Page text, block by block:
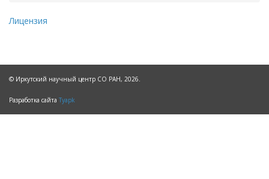
Лицензия
© Иркутский научный центр СО РАН, 2026.
Разработка сайта Tyapk